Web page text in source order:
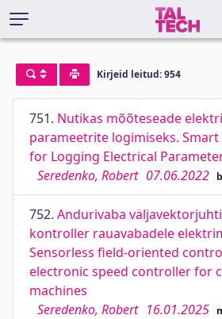
Kirjeid leitud: 954
751. Nutikas mõõteseade
parameetrite logimiseks.
for Logging Electrical
Seredenko, Robert 07.06.2022
752. Andurivaba
kontroller rauavabadele
Sensorless field-oriented
electronic speed controller for
machines
Seredenko, Robert 16.01.2025